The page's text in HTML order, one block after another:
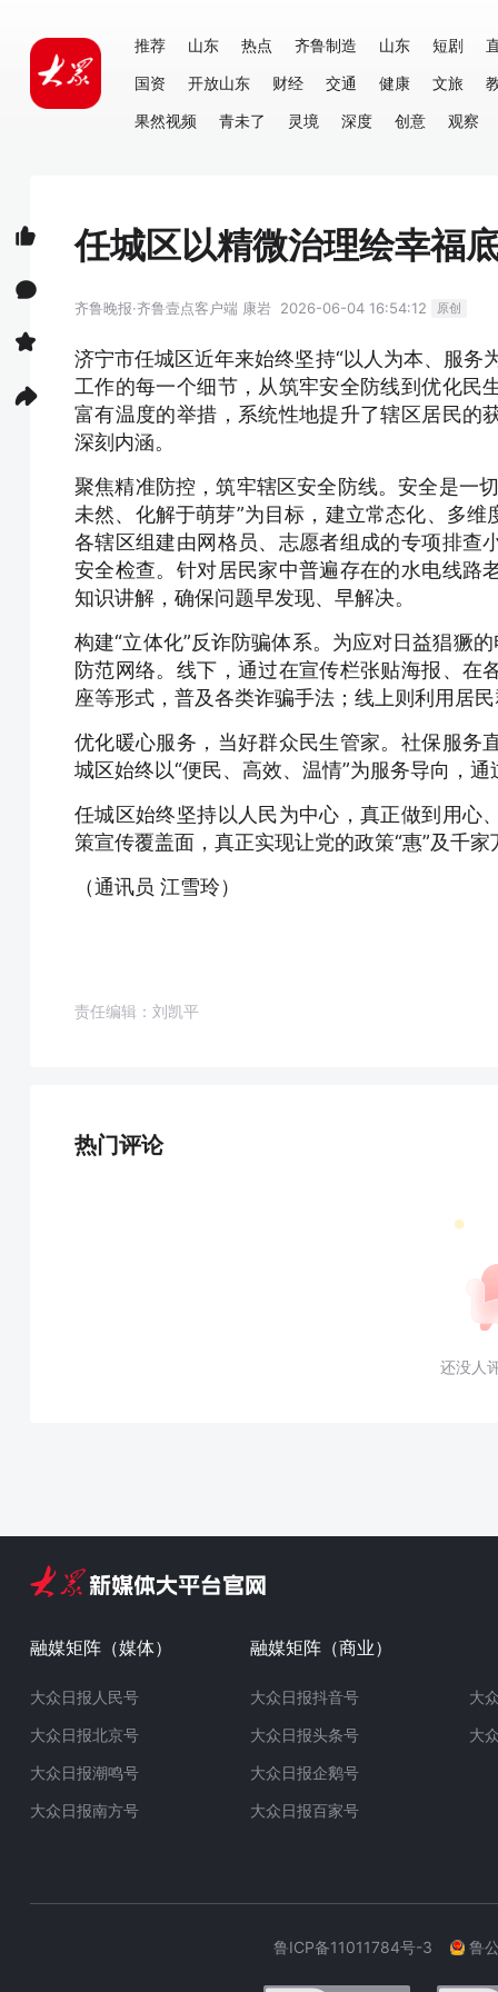
推荐 山东 热点 齐鲁制造 山东 短剧
国资
开放山东 财经 交通 健康 文旅
果然视频
青未了 灵境 深度 创意 观察
任城区以精微治理绘幸福
齐鲁晚报·齐鲁壹点客户端 康岩 2026-06-04 16:54:12 原创
济宁市任城区近年来始终坚持“以人为本、服务
工作的每一个细节，从筑牢安全防线到优化民
富有温度的举措，系统性地提升了辖区居民的
深刻内涵。
聚焦精准防控，筑牢辖区安全防线。安全是一
未然、化解于萌芽”为目标，建立常态化、多
各辖区组建由网格员、志愿者组成的专项排查
安全检查。针对居民家中普遍存在的水电线路
知识讲解，确保问题早发现、早解决。
构建“立体化”反诈防骗体系。为应对日益猖獗
防范网络。线下，通过在宣传栏张贴海报、在
座等形式，普及各类诈骗手法；线上则利用居
优化暖心服务，当好群众民生管家。社保服务
城区始终以“便民、高效、温情”为服务导向，
任城区始终坚持以人民为中心，真正做到用心
策宣传覆盖面，真正实现让党的政策“惠”及千家
（通讯员 江雪玲）
责任编辑：刘凯平
热门评论
还没人
融媒矩阵（媒体）
大众日报人民号
大众日报北京号
大众日报潮鸣号
大众日报南方号
融媒矩阵（商业）
大众日报抖音号
大众日报头条号
大众日报企鹅号
大众日报百家号
大
大
鲁ICP备11011784号-3 鲁